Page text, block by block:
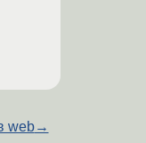
web→